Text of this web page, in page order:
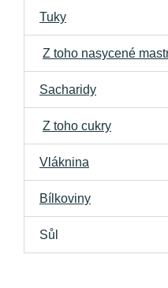
Tuky
Z toho nasycené
Sacharidy
Z toho cukry
Vláknina
Bílkoviny
Sůl